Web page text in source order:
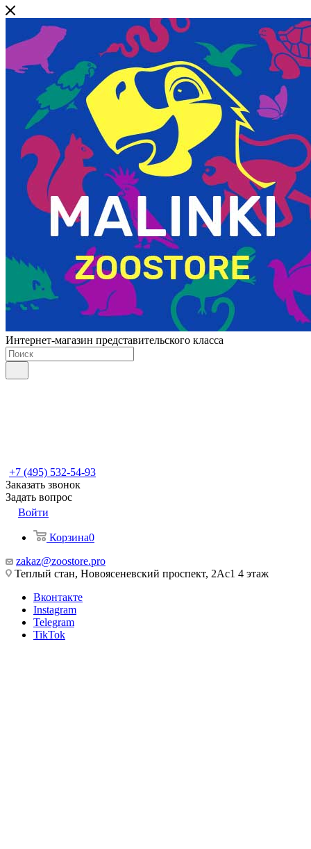
Интернет-магазин представительского класса
+7 (495) 532-54-93
Заказать звонок
Задать вопрос
Войти
Корзина0
zakaz@zoostore.pro
Теплый стан, Новоясеневский проспект, 2Ас1 4 этаж
Вконтакте
Instagram
Telegram
TikTok